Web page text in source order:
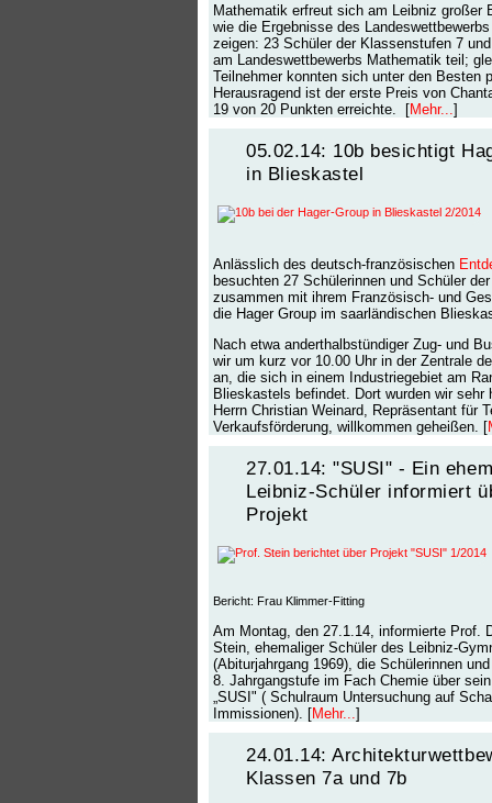
Mathematik erfreut sich am Leibniz großer
wie die Ergebnisse des
zeigen: 23 Schüler der Klassenstufen 7
am Landeswettbewerbs Mathematik teil;
Teilnehmer konnten sich unter den Besten
Herausragend ist der erste Preis von
19 von 20 Punkten erreichte. [Mehr... ]
05.02.14: 10b besichtigt
in Blieskastel
Anlässlich des deutsch-französischen
besuchten 27 Schülerinnen und Schüler
zusammen mit ihrem Französisch- und
die Hager Group im saarländischen
Nach etwa anderthalbstündiger Zug- und
wir um kurz vor 10.00 Uhr in der Zentrale
an, die sich in einem Industriegebiet am
Blieskastels befindet. Dort wurden wir sehr
Herrn Christian Weinard, Repräsentant für
Verkaufsförderung, willkommen geheißen. [
27.01.14: "SUSI" - Ein
Leibniz-Schüler informiert
Projekt
Bericht: Frau Klimmer-Fitting
Am Montag, den 27.1.14, informierte Prof.
Stein, ehemaliger Schüler des Leibniz-
(Abiturjahrgang 1969), die Schülerinnen
8. Jahrgangstufe im Fach Chemie über
„SUSI" ( Schulraum Untersuchung auf
Immissionen). [Mehr... ]
24.01.14:
Klassen 7a und 7b